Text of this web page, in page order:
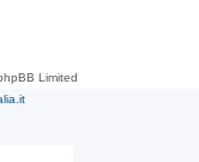
Limited